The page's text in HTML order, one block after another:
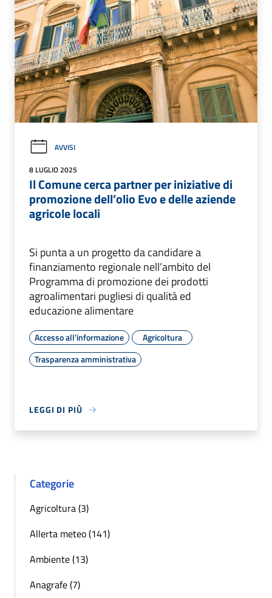
AVVISI
8 LUGLIO 2025
Il Comune cerca partner per iniziative di
promozione dell’olio Evo e delle aziende
agricole locali
Si punta a un progetto da candidare a
finanziamento regionale nell’ambito del
Programma di promozione dei prodotti
agroalimentari pugliesi di qualità ed
educazione alimentare
Accesso all'informazione
Agricoltura
Trasparenza amministrativa
LEGGI DI PIÙ
Categorie
Agricoltura (3)
Allerta meteo (141)
Ambiente (13)
Anagrafe (7)